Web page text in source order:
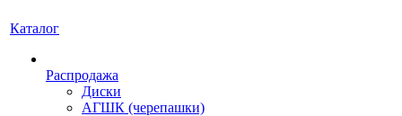
Каталог
Распродажа
Диски
АГШК (черепашки)